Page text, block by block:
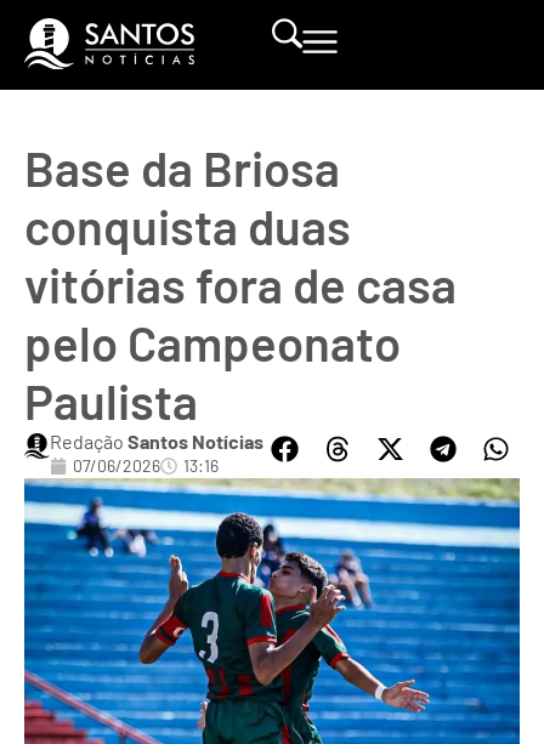
Base da Briosa
conquista duas
vitórias fora de casa
pelo Campeonato
Paulista
Redação Santos Notícias
07/06/2026 13:16